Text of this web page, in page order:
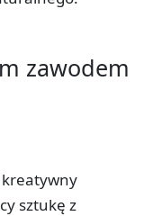
zawodem
sztukę z